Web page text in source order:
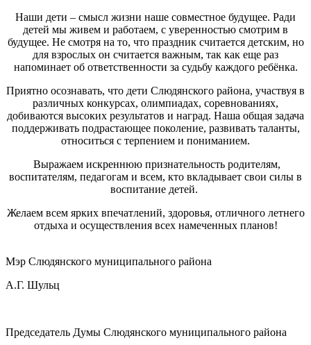
Наши дети – смысл жизни наше совместное будущее. Ради
детей мы живем и работаем, с уверенностью смотрим в
будущее. Не смотря на то, что праздник считается детским, но
для взрослых он считается важным, так как еще раз
напоминает об ответственности за судьбу каждого ребёнка.
Приятно осознавать, что дети Слюдянского района, участвуя в
различных конкурсах, олимпиадах, соревнованиях,
добиваются высоких результатов и наград. Наша общая задача
поддерживать подрастающее поколение, развивать таланты,
относиться с терпением и пониманием.
Выражаем искреннюю признательность родителям,
воспитателям, педагогам и всем, кто вкладывает свои силы в
воспитание детей.
Желаем всем ярких впечатлений, здоровья, отличного летнего
отдыха и осуществления всех намеченных планов!
Мэр Слюдянского муниципального района
А.Г. Шульц
Председатель Думы Слюдянского муниципального района